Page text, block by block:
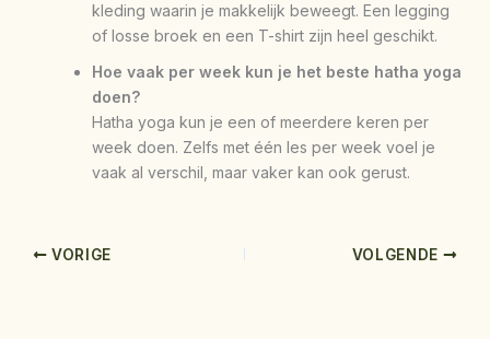
kleding waarin je makkelijk beweegt. Een legging
of losse broek en een T-shirt zijn heel geschikt.
Hoe vaak per week kun je het beste hatha yoga
doen?
Hatha yoga kun je een of meerdere keren per
week doen. Zelfs met één les per week voel je
vaak al verschil, maar vaker kan ook gerust.
VORIGE VOLGENDE